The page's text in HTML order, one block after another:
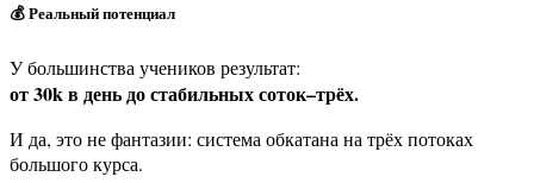
💰Реальный потенциал
У большинства учеников результат:
от 30k в день до стабильных соток–трёх.
И да, это не фантазии: система обкатана на трёх потоках
большого курса.